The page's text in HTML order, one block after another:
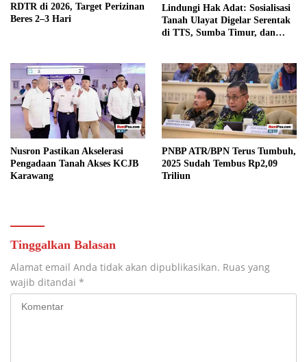
RDTR di 2026, Target Perizinan
Beres 2–3 Hari
Lindungi Hak Adat: Sosialisasi
Tanah Ulayat Digelar Serentak
di TTS, Sumba Timur, dan
Nusron Pastikan Akselerasi
Pengadaan Tanah Akses KCJB
Karawang
PNBP ATR/BPN Terus Tumbuh,
2025 Sudah Tembus Rp2,09
Triliun
Tinggalkan Balasan
Alamat email Anda tidak akan dipublikasikan. Ruas yang
wajib ditandai *